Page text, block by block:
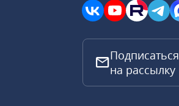
Подписаться
на рассылку